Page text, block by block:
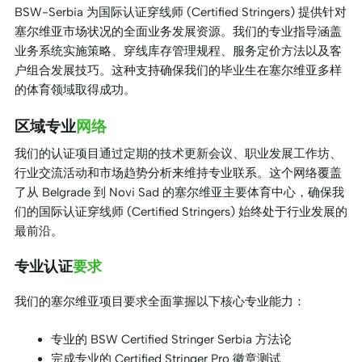
BSW-Serbia 为国际认证穿线师 (Certified Stringers) 提供针对
塞尔维亚市场状况的全面业务发展资源。我们的专业指导涵盖
业务系统实施策略、穿线库存管理规程、服务定价方法以及客
户组合发展技巧。这种支持确保我们的毕业生在塞尔维亚多样
的体育领域取得成功。
区域专业网络
我们的认证项目通过定期的技术更新会议、职业发展工作坊、
行业交流活动和市场趋势分析来维持专业联系。这个网络覆盖
了从 Belgrade 到 Novi Sad 的塞尔维亚主要体育中心，确保我
们的国际认证穿线师 (Certified Stringers) 始终处于行业发展的
最前沿。
专业认证要求
我们的塞尔维亚项目要求全面掌握以下核心专业能力：
专业的 BSW Certified Stringer Serbia 方法论
完成专业的 Certified Stringer Pro 徽章测试